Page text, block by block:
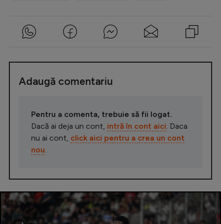
Adaugă comentariu
Pentru a comenta, trebuie să fii logat.
Dacă ai deja un cont, intră în cont aici. Daca
nu ai cont, click aici pentru a crea un cont
nou.